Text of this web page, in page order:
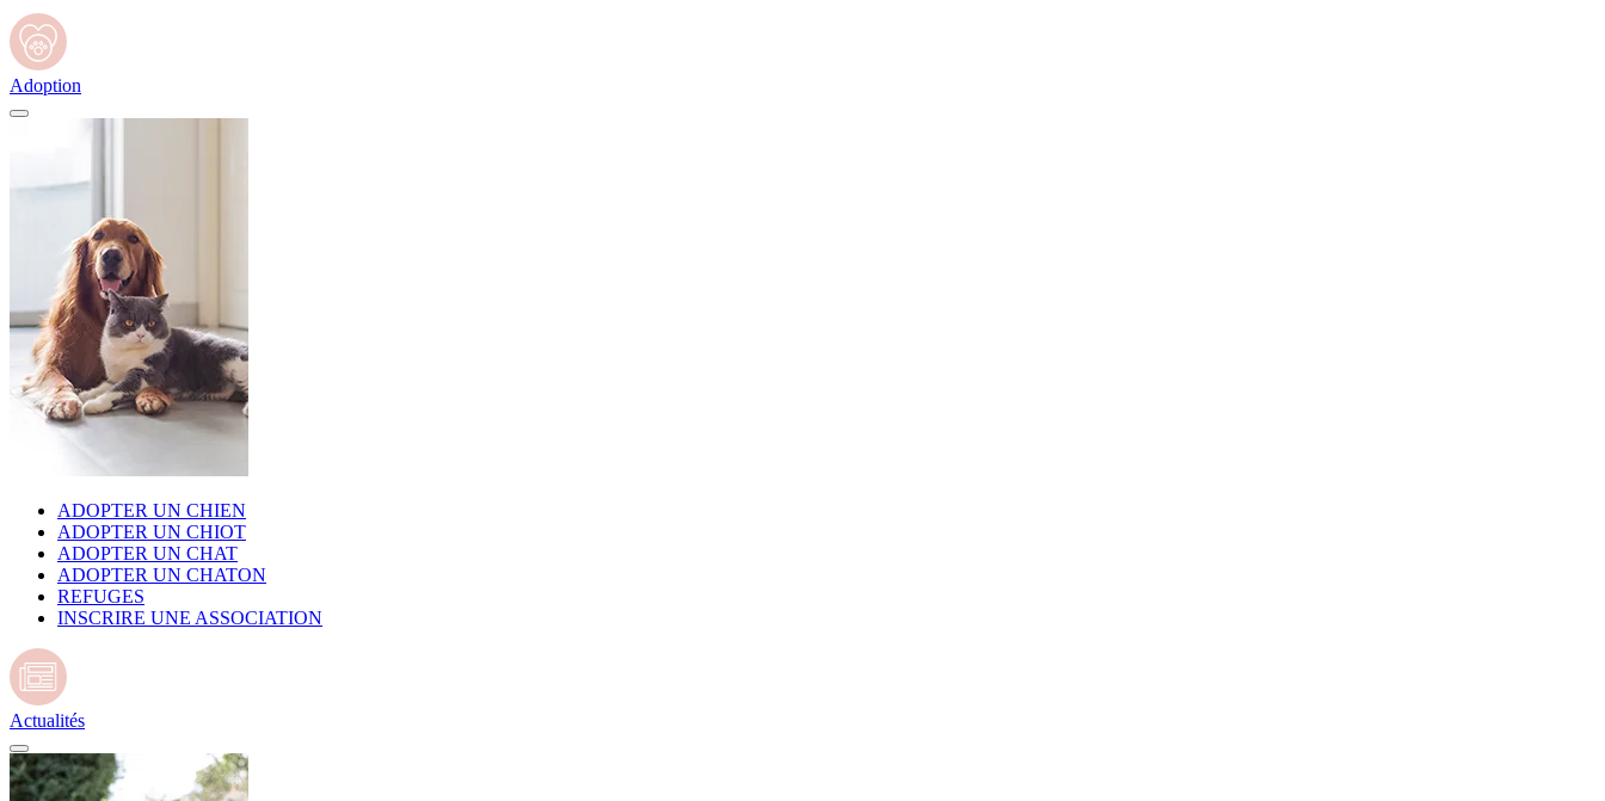
Adoption
ADOPTER UN CHIEN
ADOPTER UN CHIOT
ADOPTER UN CHAT
ADOPTER UN CHATON
REFUGES
INSCRIRE UNE ASSOCIATION
Actualités